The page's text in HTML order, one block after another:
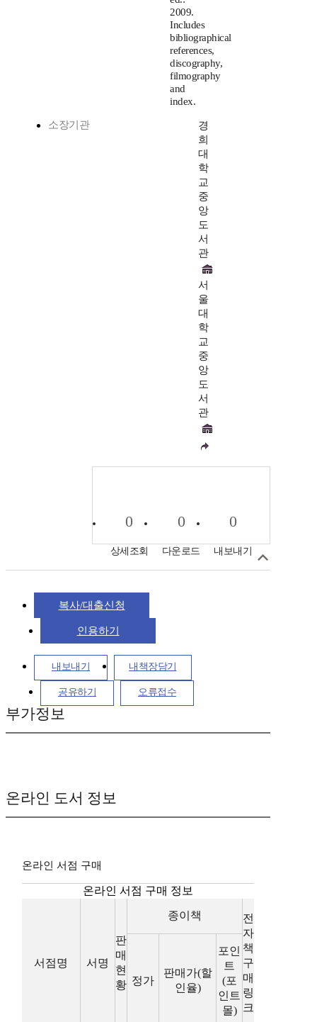
2009.
Includes
bibliographical
references,
discography,
filmography
and
index.
소장기관
경
희
대
학
교
중
앙
도
서
관
서
울
대
학
교
중
앙
도
서
관
0
상세조회
0
다운로드
0
내보내기
복사/대출신청
인용하기
내보내기 내책장담기
공유하기 오류접수
부가정보
온라인 도서 정보
온라인 서점 구매
온라인 서점 구매 정보
서점명 서명
판
매
현
황
종이책
전
자
책
구
매
링
크
정가
판매가(할
인율)
포인
트
(포
인트
몰)